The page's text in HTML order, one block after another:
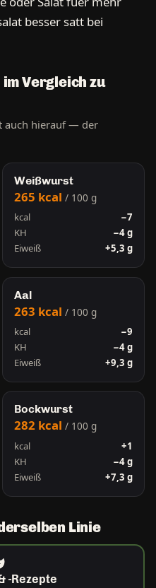
besser satt bei
Vergleich zu
auch hierauf — der
Weißwurst
265 kcal/ 100 g
kcal
−7
KH
−4 g
Eiweiß
+5,3 g
Aal
263 kcal/ 100 g
kcal
−9
KH
−4 g
Eiweiß
+9,3 g
Bockwurst
282 kcal/ 100 g
kcal
+1
KH
−4 g
Eiweiß
+7,3 g
Linie
-Rezepte